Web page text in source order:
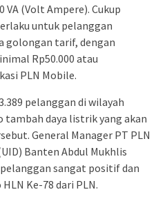
(Volt Ampere). Cukup
untuk pelanggan
golongan tarif, dengan
Rp50.000 atau
PLN Mobile.
pelanggan di wilayah
daya listrik yang akan
General Manager PT PLN
Banten Abdul Mukhlis
sangat positif dan
Ke-78 dari PLN.